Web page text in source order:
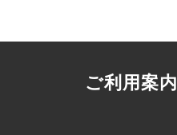
ご利用案内